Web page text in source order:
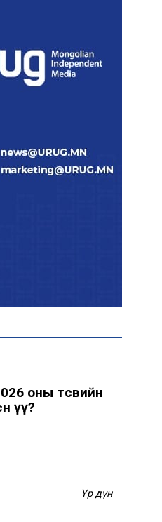
шүүхэд шилжүүлжээ
Шатахууны нийлүүлэлт
оны төсвийн
үү?
Үр дүн